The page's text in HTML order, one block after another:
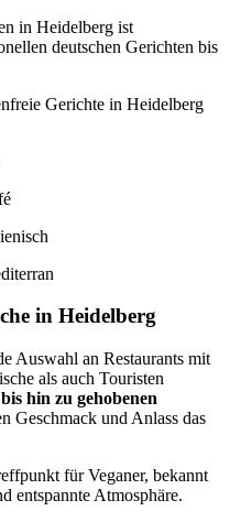
in Heidelberg ist
deutschen Gerichten bis
Gerichte in Heidelberg
in Heidelberg
Auswahl an Restaurants mit
als auch Touristen
hin zu gehobenen
Geschmack und Anlass das
für Veganer, bekannt
entspannte Atmosphäre.